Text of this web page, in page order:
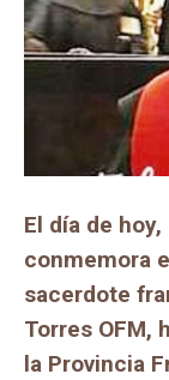
El día de
conmemora
sacerdote
Torres OFM,
la Provincia